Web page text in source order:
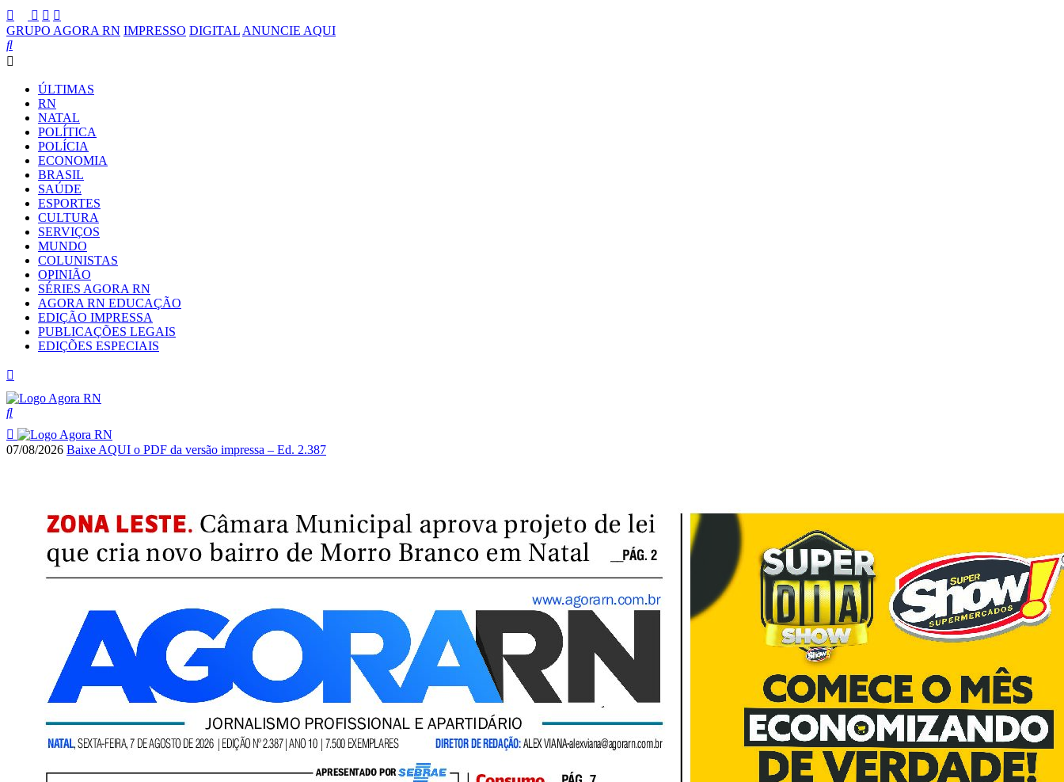
GRUPO AGORA RN IMPRESSO DIGITAL ANUNCIE AQUI
ÚLTIMAS
RN
NATAL
POLÍTICA
POLÍCIA
ECONOMIA
BRASIL
SAÚDE
ESPORTES
CULTURA
SERVIÇOS
MUNDO
COLUNISTAS
OPINIÃO
SÉRIES AGORA RN
AGORA RN EDUCAÇÃO
EDIÇÃO IMPRESSA
PUBLICAÇÕES LEGAIS
EDIÇÕES ESPECIAIS
07/08/2026 Baixe AQUI o PDF da versão impressa – Ed. 2.387